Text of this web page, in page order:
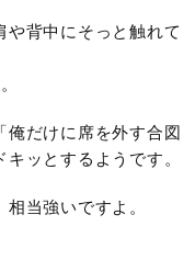
や背中にそっと触れて
俺だけに席を外す合図
ッとするようです。
当強いですよ。